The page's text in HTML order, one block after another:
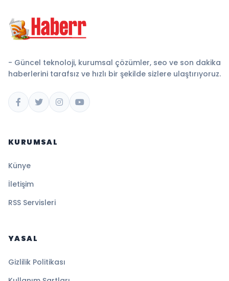
- Güncel teknoloji, kurumsal çözümler, seo ve son dakika
haberlerini tarafsız ve hızlı bir şekilde sizlere ulaştırıyoruz.
KURUMSAL
Künye
İletişim
RSS Servisleri
YASAL
Gizlilik Politikası